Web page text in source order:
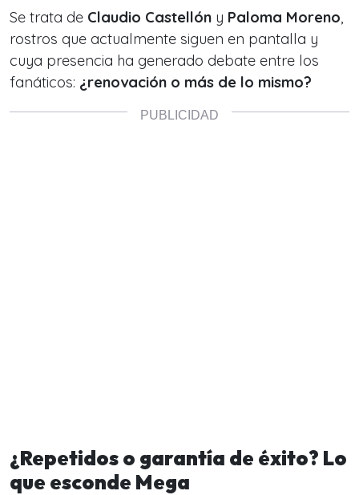
Se trata de Claudio Castellón y Paloma Moreno,
rostros que actualmente siguen en pantalla y
cuya presencia ha generado debate entre los
fanáticos: ¿renovación o más de lo mismo?
¿Repetidos o garantía de éxito? Lo
que esconde Mega